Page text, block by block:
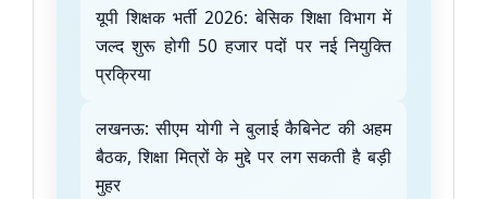
यूपी शिक्षक भर्ती 2026: बेसिक शिक्षा विभाग में
जल्द शुरू होगी 50 हजार पदों पर नई नियुक्ति
प्रक्रिया
लखनऊ: सीएम योगी ने बुलाई कैबिनेट की अहम
बैठक, शिक्षा मित्रों के मुद्दे पर लग सकती है बड़ी
मुहर